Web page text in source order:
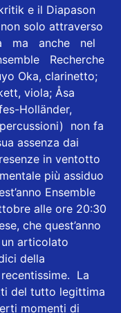
e il Diapason
solo attraverso
ma anche nel
Recherche
Oka, clarinetto;
viola; Åsa
Holländer,
non fa
assenza dai
in ventotto
più assiduo
Ensemble
alle ore 20:30
che quest’anno
articolato
della
La
del tutto legittima
momenti di